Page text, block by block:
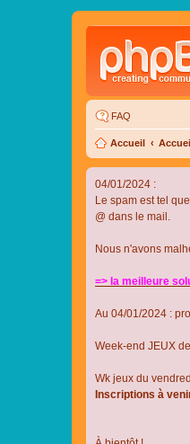
FAQ
Accueil
04/01/2024 :
Le spam est tel
@ dans le mail.
Nous n'avons
=> la meilleure
Au 04/01/2024 :
Week-end JEUX
Wk jeux du
Inscriptions à